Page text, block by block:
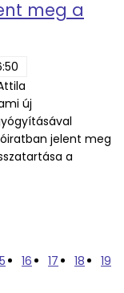
meg a
új
jelent meg
a
gyógyításában-
Oldal
16 Oldal
17 Oldal
18 19